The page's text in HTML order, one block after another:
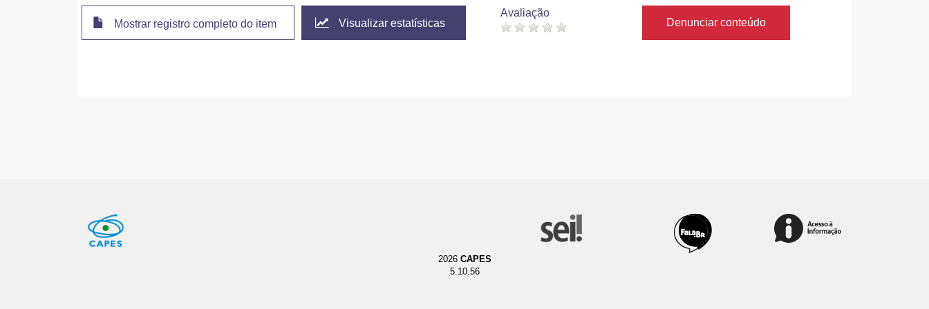
Mostrar registro completo do item Visualizar estatísticas
Avaliação
Denunciar conteúdo
2026 CAPES
5.10.56